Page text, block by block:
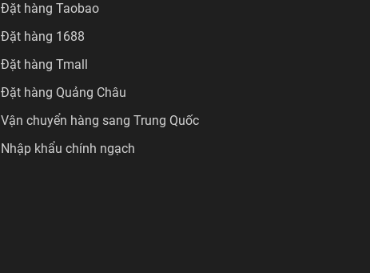
Đặt hàng Taobao
Đặt hàng 1688
Đặt hàng Tmall
Đặt hàng Quảng Châu
Vận chuyển hàng sang Trung Quốc
Nhập khẩu chính ngạch